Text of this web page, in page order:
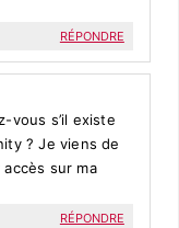
RÉPONDRE
vous s’il existe
? Je viens de
accès sur ma
RÉPONDRE